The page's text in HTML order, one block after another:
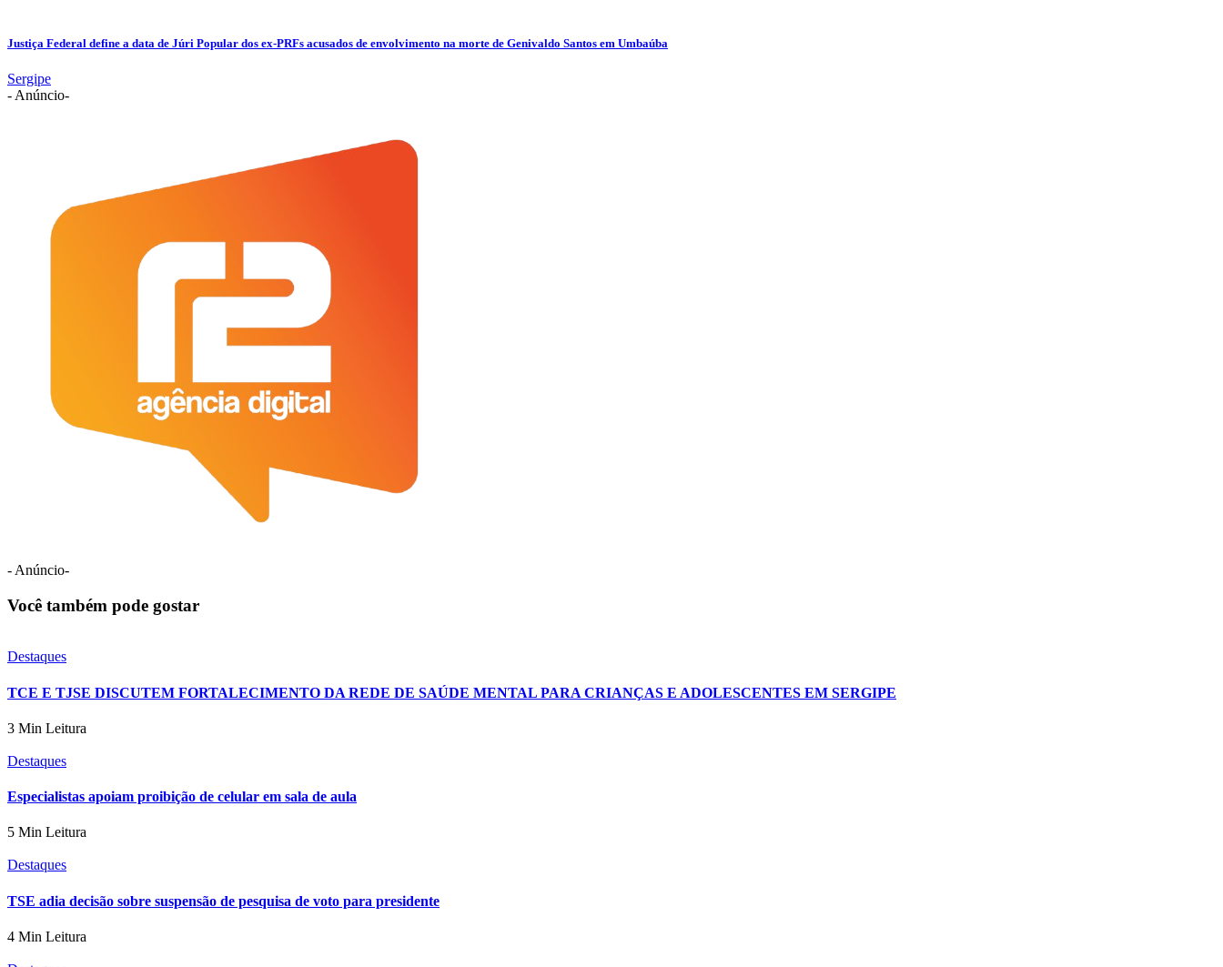
Justiça Federal define a data de Júri Popular dos ex-PRFs acusados de envolvimento na morte de Genivaldo Santos em Umbaúba
Sergipe
- Anúncio-
- Anúncio-
Você também pode gostar
Destaques
TCE E TJSE DISCUTEM FORTALECIMENTO DA REDE DE SAÚDE MENTAL PARA CRIANÇAS E ADOLESCENTES EM SERGIPE
3 Min Leitura
Destaques
Especialistas apoiam proibição de celular em sala de aula
5 Min Leitura
Destaques
TSE adia decisão sobre suspensão de pesquisa de voto para presidente
4 Min Leitura